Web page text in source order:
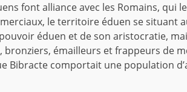
font alliance avec les Romains,
le territoire éduen se
éduen et de son aristocratie,
bronziers, émailleurs et frappeurs de
Bibracte comportait une population